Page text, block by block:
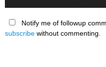
Notify me of followup
subscribe without commenting.